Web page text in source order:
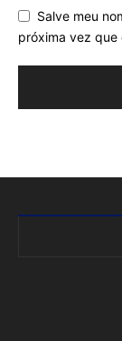
Salve meu
próxima vez que